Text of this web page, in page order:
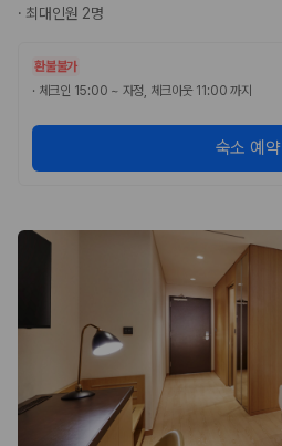
· 최대인원 2명
환불불가
· 체크인 15:00 ~ 자정, 체크아웃 11:00 까지
숙소 예약